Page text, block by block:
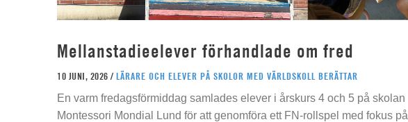
Mellanstadieelever förhandlade om fred
10 JUNI, 2026 / LÄRARE OCH ELEVER PÅ SKOLOR MED VÄRLDSKOLL BERÄTTAR
En varm fredagsförmiddag samlades elever i årskurs 4 och 5 på skolan
Montessori Mondial Lund för att genomföra ett FN-rollspel med fokus på